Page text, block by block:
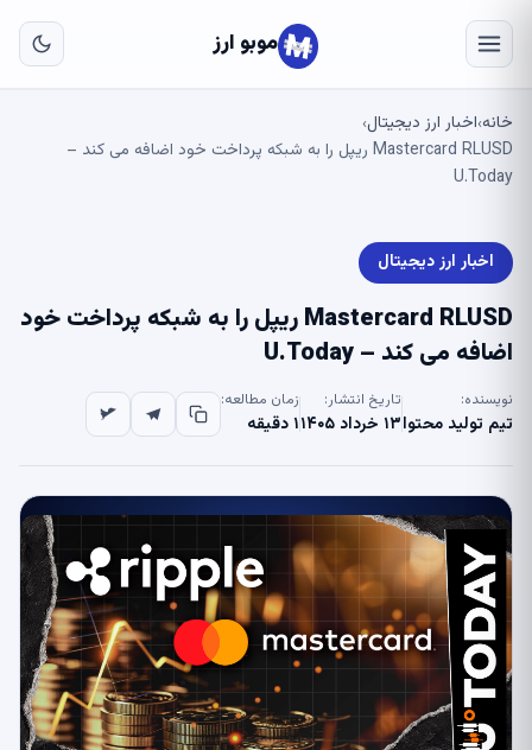
موبو ارز
خانه›اخبار ارز دیجیتال›
Mastercard RLUSD ریپل را به شبکه پرداخت خود اضافه می کند –
U.Today
اخبار ارز دیجیتال
Mastercard RLUSD ریپل را به شبکه پرداخت خود
اضافه می کند – U.Today
نویسنده:
تیم تولید محتوا
تاریخ انتشار:
۱۳ خرداد ۱۴۰۵
زمان مطالعه:
۱ دقیقه